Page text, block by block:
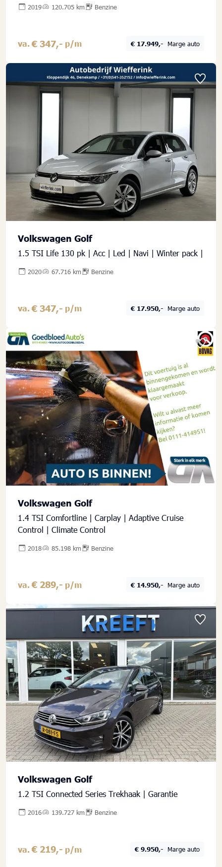
2019 120.705 km Benzine
va. € 347,- p/m € 17.949,- Marge auto
Volkswagen Golf
1.5 TSI Life 130 pk | Acc | Led | Navi | Winter pack |
2020 67.716 km Benzine
va. € 347,- p/m € 17.950,- Marge auto
Volkswagen Golf
1.4 TSI Comfortline | Carplay | Adaptive Cruise
Control | Climate Control
2018 85.198 km Benzine
va. € 289,- p/m € 14.950,- Marge auto
Volkswagen Golf
1.2 TSI Connected Series Trekhaak | Garantie
2016 139.727 km Benzine
va. € 219,- p/m € 9.950,- Marge auto